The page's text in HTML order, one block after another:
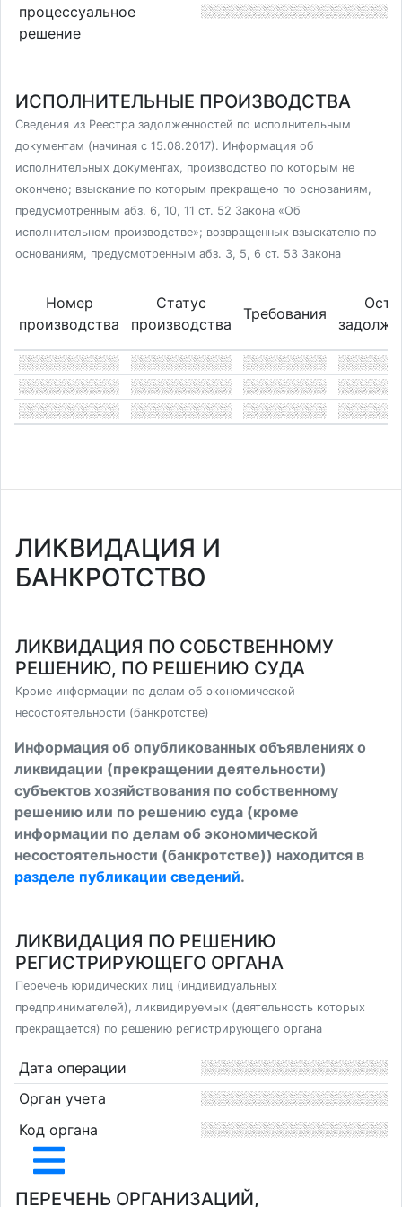
процессуальное
решение
ИСПОЛНИТЕЛЬНЫЕ ПРОИЗВОДСТВА
Сведения из Реестра задолженностей по исполнительным
документам (начиная с 15.08.2017). Информация об
исполнительных документах, производство по которым не
окончено; взыскание по которым прекращено по основаниям,
предусмотренным абз. 6, 10, 11 ст. 52 Закона «Об
исполнительном производстве»; возвращенных взыскателю по
основаниям, предусмотренным абз. 3, 5, 6 ст. 53 Закона
Номер
производства
Статус
производства
Требования
ЛИКВИДАЦИЯ И
БАНКРОТСТВО
ЛИКВИДАЦИЯ ПО СОБСТВЕННОМУ
РЕШЕНИЮ, ПО РЕШЕНИЮ СУДА
Кроме информации по делам об экономической
несостоятельности (банкротстве)
Информация об опубликованных объявлениях о
ликвидации (прекращении деятельности)
субъектов хозяйствования по собственному
решению или по решению суда (кроме
информации по делам об экономической
несостоятельности (банкротстве)) находится в
разделе публикации сведений.
ЛИКВИДАЦИЯ ПО РЕШЕНИЮ
РЕГИСТРИРУЮЩЕГО ОРГАНА
Перечень юридических лиц (индивидуальных
предпринимателей), ликвидируемых (деятельность которых
прекращается) по решению регистрирующего органа
Дата операции
Орган учета
Код органа
ПЕРЕЧЕНЬ ОРГАНИЗАЦИЙ,